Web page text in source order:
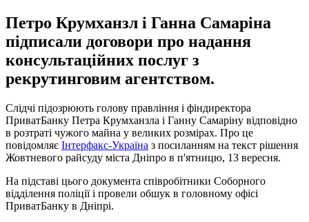
Петро Крумханзл і Ганна Самаріна
підписали договори про надання
консультаційних послуг з
рекрутинговим агентством.
Слідчі підозрюють голову правління і фіндиректора
ПриватБанку Петра Крумханзла і Ганну Самаріну відповідно
в розтраті чужого майна у великих розмірах. Про це
повідомляє Інтерфакс-Україна з посиланням на текст рішення
Жовтневого райсуду міста Дніпро в п'ятницю, 13 вересня.
На підставі цього документа співробітники Соборного
відділення поліції і провели обшук в головному офісі
ПриватБанку в Дніпрі.